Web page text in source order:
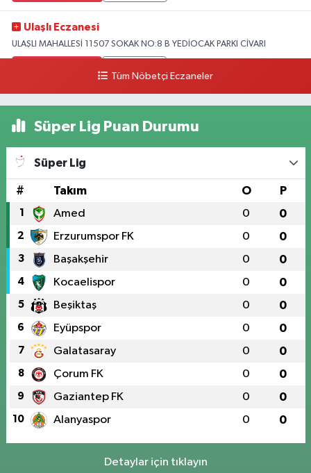
Ulaşlı Eczanesi
ULAŞLI MAHALLESİ 11507 SOKAK NO:8 B YEDİOCAK PARKI CİVARI
Tüm Nöbetçi Eczaneler
Süper Lig Puan Durumu
Süper Lig
# Takım O P
1 Amed 0 0
2 Erzurumspor FK 0 0
3 Başakşehir 0 0
4 Kocaelispor 0 0
5 Beşiktaş 0 0
6 Eyüpspor 0 0
7 Galatasaray 0 0
8 Çorum FK 0 0
9 Gaziantep FK 0 0
10 Alanyaspor 0 0
Detaylar için tıklayın